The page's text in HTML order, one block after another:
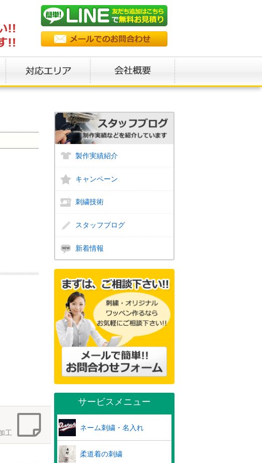
工
製作実績紹介
キャンペーン
刺繍技術
スタッフブログ
新着情報
サービスメニュー
ネーム刺繍・名入れ
柔道着の刺繍